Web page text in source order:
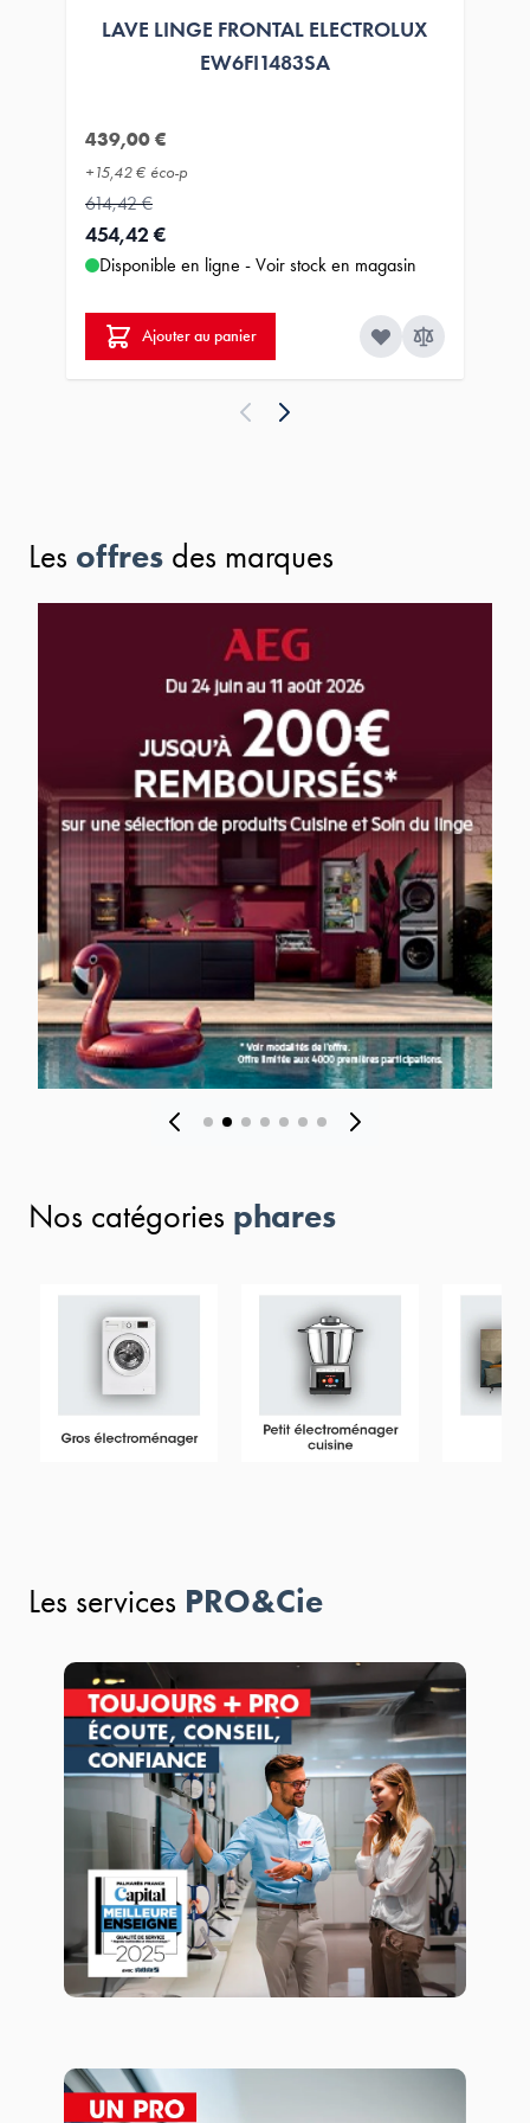
LAVE LINGE FRONTAL ELECTROLUX
EW6FI1483SA
439,00 €
+15,42 € éco-p
614,42 €
454,42 €
Disponible en ligne - Voir stock en magasin
Ajouter au panier
Les offres des marques
Nos catégories phares
Les services PRO&Cie